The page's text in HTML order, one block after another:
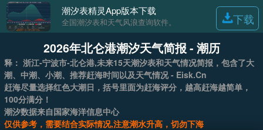
潮汐表精灵App版本下载
全国潮汐表和天气风浪查询软件。 下载
2026年北仑港潮汐天气简报 - 潮历
释： 浙江-宁波市-北仑港,未来15天潮汐表和天气情况简报，包含了大
潮、中潮、小潮、推荐赶海时间以及天气情况 - Eisk.Cn
赶海尽量选择红色大潮日，括号里面为赶海评分，越高赶海越简单，
100分满分！
潮汐数据来自国家海洋信息中心
仅供参考，需要结合实际情况,注意潮水升高，切勿下海